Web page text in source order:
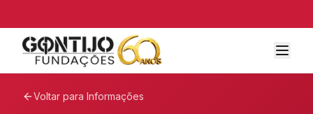
Voltar para Informações